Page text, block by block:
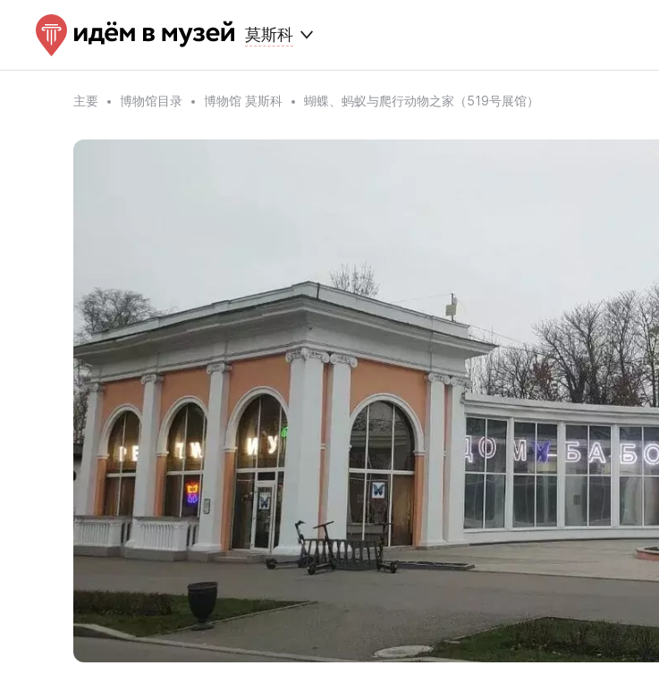
莫斯科
主要 博物馆目录 博物馆 莫斯科 蝴蝶、蚂蚁与爬行动物之家（519号展馆）